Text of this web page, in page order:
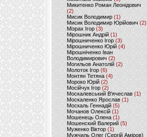
Микитенко Роман Леонідович
(2)
Мисик Володимир (1)
Мисик Володимир Юрійович(2)
Мізрах Ігор(3)
Мірошник Андрій(1)
Мірошниченко Ігор (3)
Мірошниченко Юрій(4)
Мірошніченко Іван
Володимирович (2)
Могильов Анатолій (2)
Молоток Ігор (6)
Монтян Тетяна (4)
Мороко Юрій(2)
Мосійчук Ігор (2)
Москалевський В'ячеслав (1)
Москаленко Ярослав (1)
Москаль Геннадій (5)
Мочанов Олексій(1)
Мошенець Олена(1)
Мошенский Валерий (5)
Муженко Віктор (1)
Мужчиль Олег (Сергій Аміров)